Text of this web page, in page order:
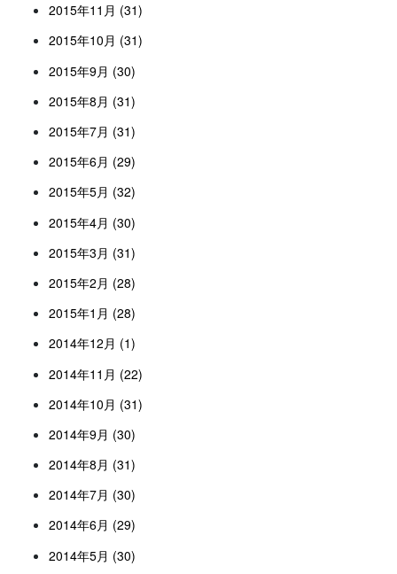
2015年11月 (31)
2015年10月 (31)
2015年9月 (30)
2015年8月 (31)
2015年7月 (31)
2015年6月 (29)
2015年5月 (32)
2015年4月 (30)
2015年3月 (31)
2015年2月 (28)
2015年1月 (28)
2014年12月 (1)
2014年11月 (22)
2014年10月 (31)
2014年9月 (30)
2014年8月 (31)
2014年7月 (30)
2014年6月 (29)
2014年5月 (30)